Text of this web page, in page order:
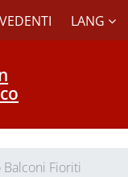
LANG
Balconi Fioriti